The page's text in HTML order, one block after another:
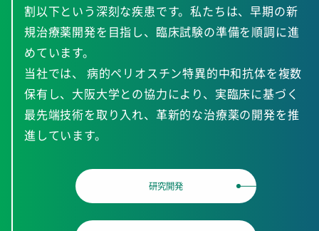
割以下という深刻な疾患です。私たちは、早期の新
規治療薬開発を目指し、臨床試験の準備を順調に進
めています。
当社では、 病的ペリオスチン特異的中和抗体を複数
保有し、大阪大学との協力により、実臨床に基づく
最先端技術を取り入れ、革新的な治療薬の開発を推
進しています。
研究開発